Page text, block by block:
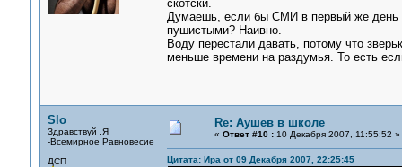
скотски.
Думаешь, если бы СМИ в первый же день
пушистыми? Наивно.
Воду перестали давать, потому что
меньше времени на раздумья. То есть
Slo
Здравствуй .Я
-Всемирное Равновесие
ДСП
Re: Аушев в школе
« Ответ #10 :10 Декабря 2007, 11:55:52 »
Цитата: Ира от 09 Декабря 2007, 22:25:45